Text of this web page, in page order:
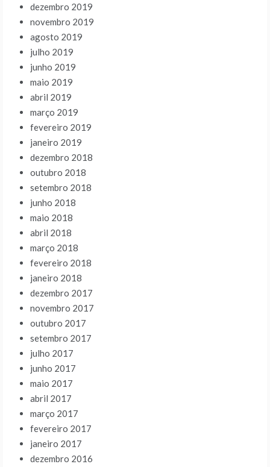
dezembro 2019
novembro 2019
agosto 2019
julho 2019
junho 2019
maio 2019
abril 2019
março 2019
fevereiro 2019
janeiro 2019
dezembro 2018
outubro 2018
setembro 2018
junho 2018
maio 2018
abril 2018
março 2018
fevereiro 2018
janeiro 2018
dezembro 2017
novembro 2017
outubro 2017
setembro 2017
julho 2017
junho 2017
maio 2017
abril 2017
março 2017
fevereiro 2017
janeiro 2017
dezembro 2016